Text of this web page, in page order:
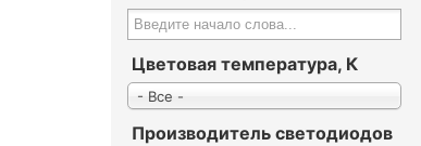
Цветовая температура, К
- Все -
Производитель светодиодов